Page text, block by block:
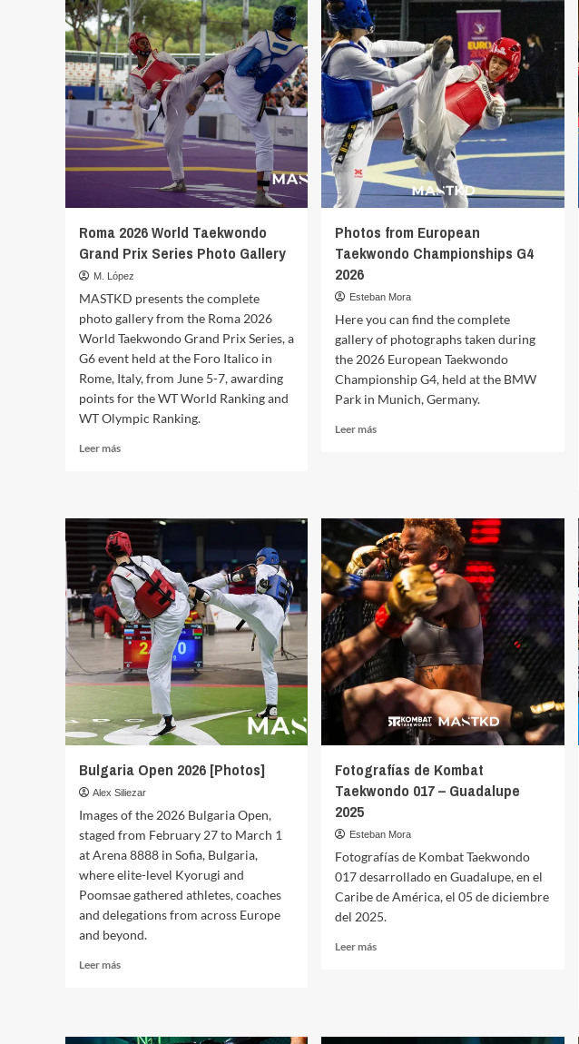
Roma 2026 World Taekwondo
Grand Prix Series Photo Gallery
M. López
MASTKD presents the complete
photo gallery from the Roma 2026
World Taekwondo Grand Prix Series, a
G6 event held at the Foro Italico in
Rome, Italy, from June 5-7, awarding
points for the WT World Ranking and
WT Olympic Ranking.
Leer másLeer
World
Taekwondo
Grand
Prix
Series
Photo
Gallery
Photos from European
Taekwondo Championships G4
2026
Esteban Mora
Here you can find the complete
gallery of photographs taken during
the 2026 European Taekwondo
Championship G4, held at the BMW
Park in Munich, Germany.
Leer másLeer
Taekwondo
Championships
G4
2026
Bulgaria Open 2026 [Photos]
Alex Siliezar
Images of the 2026 Bulgaria Open,
staged from February 27 to March 1
at Arena 8888 in Sofia, Bulgaria,
where elite-level Kyorugi and
Poomsae gathered athletes, coaches
and delegations from across Europe
and beyond.
Leer másLeer
Fotografías de Kombat
Taekwondo 017 – Guadalupe
2025
Esteban Mora
Fotografías de Kombat Taekwondo
017 desarrollado en Guadalupe, en el
Caribe de América, el 05 de diciembre
del 2025.
Leer másLeer